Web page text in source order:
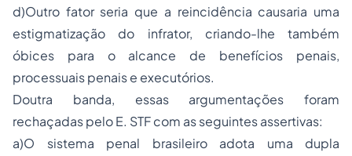
d)Outro fator seria que a reincidência causaria uma
estigmatização do infrator, criando-lhe também
óbices para o alcance de benefícios penais,
processuais penais e executórios.
Doutra banda, essas argumentações foram
rechaçadas pelo E. STF com as seguintes assertivas:
a)O sistema penal brasileiro adota uma dupla